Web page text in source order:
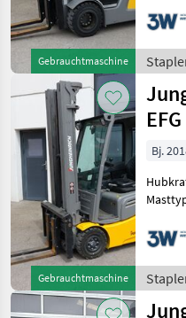
Gebrauchtmaschine
Rad-
3000kg, Hubhöhe: 5500mm,
und
/
Gebrauchtmaschine
Bj.
Rad-
1600kg, Hubhöhe: 6000mm,
und